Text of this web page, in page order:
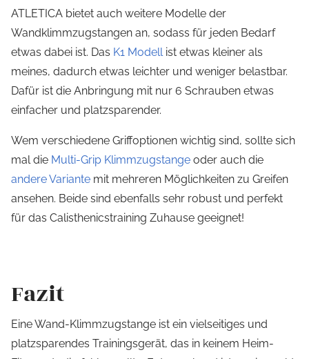
ATLETICA bietet auch weitere Modelle der
Wandklimmzugstangen an, sodass für jeden Bedarf
etwas dabei ist. Das K1 Modellist etwas kleiner als
meines, dadurch etwas leichter und weniger belastbar.
Dafür ist die Anbringung mit nur 6 Schrauben etwas
einfacher und platzsparender.
Wem verschiedene Griffoptionen wichtig sind, sollte sich
mal die Multi-Grip Klimmzugstange oder auch die
andere Variante mit mehreren Möglichkeiten zu Greifen
ansehen. Beide sind ebenfalls sehr robust und perfekt
für das Calisthenicstraining Zuhause geeignet!
Fazit
Eine Wand-Klimmzugstange ist ein vielseitiges und
platzsparendes Trainingsgerät, das in keinem Heim-